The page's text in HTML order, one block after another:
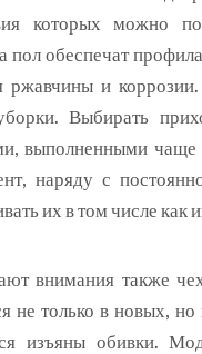
которых можно
пол обеспечат
ржавчины и
Выбирать
выполненными чаще
наряду с
их в том числе как
внимания также
не только в новых,
изъяны обивки.